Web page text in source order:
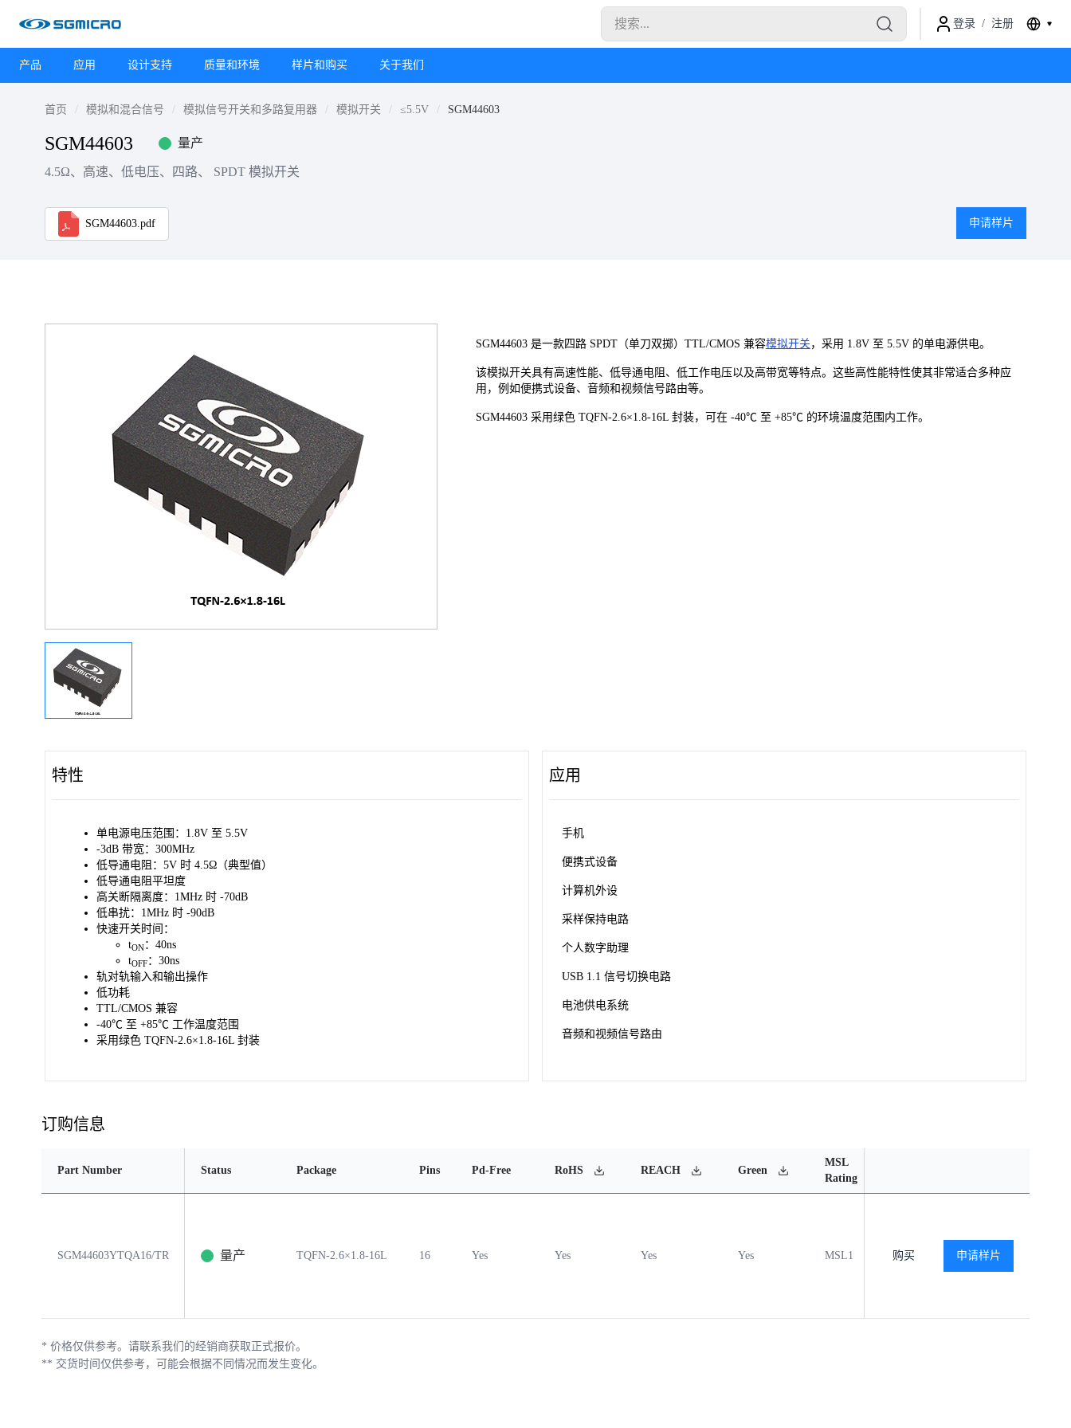
登录 / 注册
产品 应用 设计支持 质量和环境 样片和购买 关于我们
首页 模拟和混合信号 模拟信号开关和多路复用器 模拟开关 ≤5.5V SGM44603
SGM44603 量产
4.5Ω、高速、低电压、四路、 SPDT 模拟开关
SGM44603.pdf 申请样片
SGM44603 是一款四路 SPDT（单刀双掷）TTL/CMOS 兼容模拟开关 ，采用 1.8V 至 5.5V 的单电源供电。
该模拟开关具有高速性能、低导通电阻、低工作电压以及高带宽等特点。这些高性能特性使其非常适合多种应
用，例如便携式设备、音频和视频信号路由等。
SGM44603 采用绿色 TQFN-2.6×1.8-16L 封装，可在 -40℃ 至 +85℃ 的环境温度范围内工作。
特性
单电源电压范围：1.8V 至 5.5V
-3dB 带宽：300MHz
低导通电阻：5V 时 4.5Ω（典型值）
低导通电阻平坦度
高关断隔离度：1MHz 时 -70dB
低串扰：1MHz 时 -90dB
快速开关时间：
tON：40ns
tOFF：30ns
轨对轨输入和输出操作
低功耗
TTL/CMOS 兼容
-40℃ 至 +85℃ 工作温度范围
采用绿色 TQFN-2.6×1.8-16L 封装
应用
手机
便携式设备
计算机外设
采样保持电路
个人数字助理
USB 1.1 信号切换电路
电池供电系统
音频和视频信号路由
订购信息
Part Number Status Package Pins Pd-Free RoHS REACH Green
MSL
Rating
SGM44603YTQA16/TR 量产 TQFN-2.6×1.8-16L 16 Yes Yes Yes Yes MSL1 -40℃ to +85℃
购买 申请样片
* 价格仅供参考。请联系我们的经销商获取正式报价。
** 交货时间仅供参考，可能会根据不同情况而发生变化。